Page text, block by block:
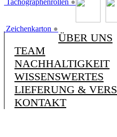
Tachographenrollen ●
Zeichenkarton ●
ÜBER UNS
TEAM
NACHHALTIGKEIT
WISSENSWERTES
LIEFERUNG &
KONTAKT